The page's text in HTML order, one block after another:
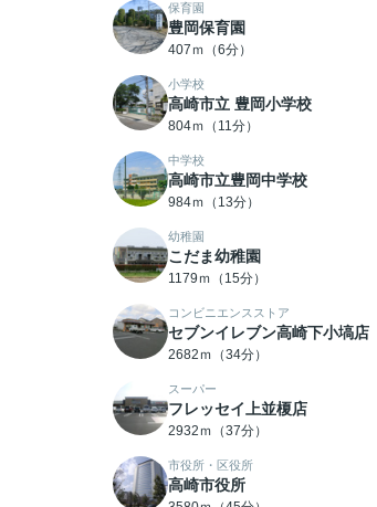
保育園
豊岡保育園
407ｍ（6分）
小学校
高崎市立 豊岡小学校
804ｍ（11分）
中学校
高崎市立豊岡中学校
984ｍ（13分）
幼稚園
こだま幼稚園
1179ｍ（15分）
コンビニエンスストア
セブンイレブン高崎下小塙店
2682ｍ（34分）
スーパー
フレッセイ上並榎店
2932ｍ（37分）
市役所・区役所
高崎市役所